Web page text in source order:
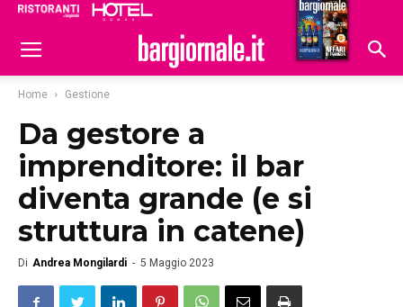
Hoteldomani
Home Gestione
Da gestore a
imprenditore: il bar
diventa grande (e si
struttura in catene)
Di Andrea Mongilardi - 5 Maggio 2023